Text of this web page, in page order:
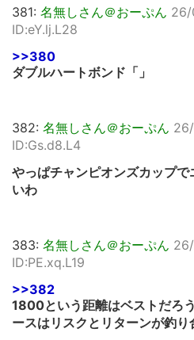
381: 名無しさん＠おーぷん 26/
ID:eY.lj.L28
>>380
ダブルハートボンド「」
382: 名無しさん＠おーぷん
ID:Gs.d8.L4
やっぱチャンピオンズカップ
いわ
383: 名無しさん＠おーぷん
ID:PE.xq.L19
>>382
1800という距離はベストだろ
ースはリスクとリターンが釣